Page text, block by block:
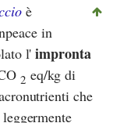
è
in
l'impronta
2 eq/kg di
che